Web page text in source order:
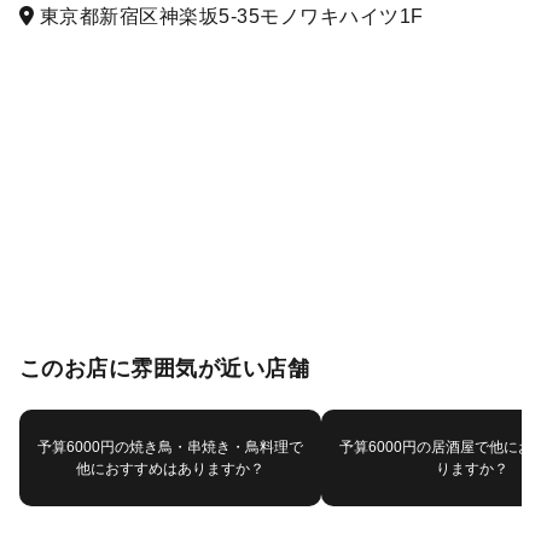
東京都新宿区神楽坂5-35モノワキハイツ1F
このお店に雰囲気が近い店舗
予算6000円の焼き鳥・串焼き・鳥料理で
他におすすめはありますか？
予算6000円の居酒屋で他にお
りますか？